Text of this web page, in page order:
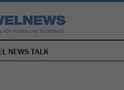
NAVIGATION
ÜBERSPRINGEN
NEWS TALK